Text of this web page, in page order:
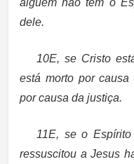
alguém não tem o
dele.
10E, se Cristo
está morto por
por causa da justiça.
11E, se o
ressuscitou a Jesus